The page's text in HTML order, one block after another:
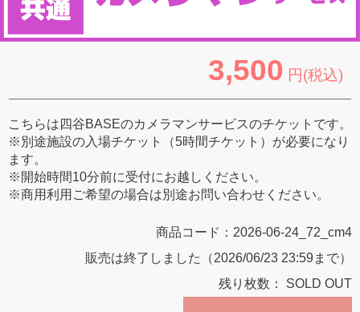
3,500 円(税込)
こちらは四谷BASEのカメラマンサービスのチケットです。
※別途施設の入場チケット（5時間チケット）が必要になり
ます。
※開始時間10分前に受付にお越しください。
※商用利用ご希望の場合は別途お問い合わせください。
商品コード： 2026-06-24_72_cm4
販売は終了しました（2026/06/23 23:59まで）
残り枚数： SOLD OUT